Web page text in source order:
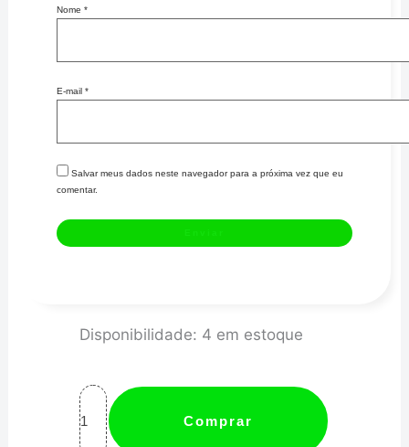
Nome *
E-mail *
Salvar meus dados neste navegador para a próxima vez que eu
comentar.
Disponibilidade: 4 em estoque
Alert-
de
Luz
Comprar